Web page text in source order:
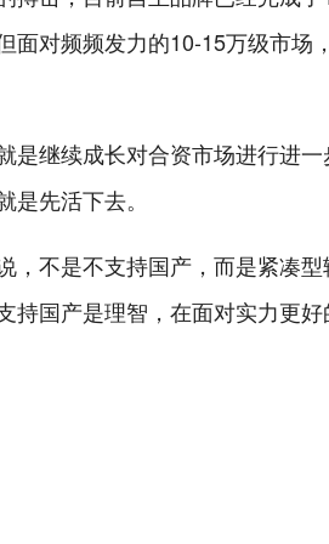
面对频频发力的10-15万级市场
是继续成长对合资市场进行进
先活下去。
，不是不支持国产，而是紧凑
持国产是理智，在面对实力更